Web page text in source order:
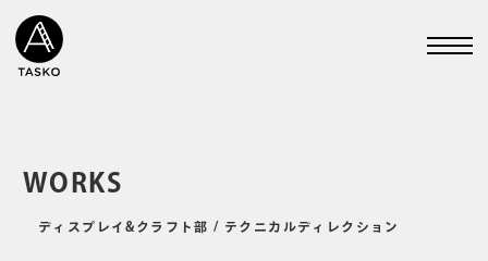
WORKS
ディスプレイ&クラフト部 / テクニカルディレクション